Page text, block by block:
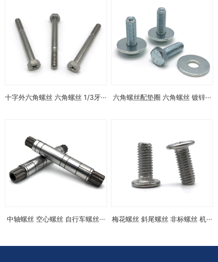
十字外六角螺丝 六角螺丝 1/3牙··· 六角螺丝配垫圈 六角螺丝 镀锌···
中轴螺丝 空心螺丝 自行车螺丝··· 梅花螺丝 斜尾螺丝 非标螺丝 机···